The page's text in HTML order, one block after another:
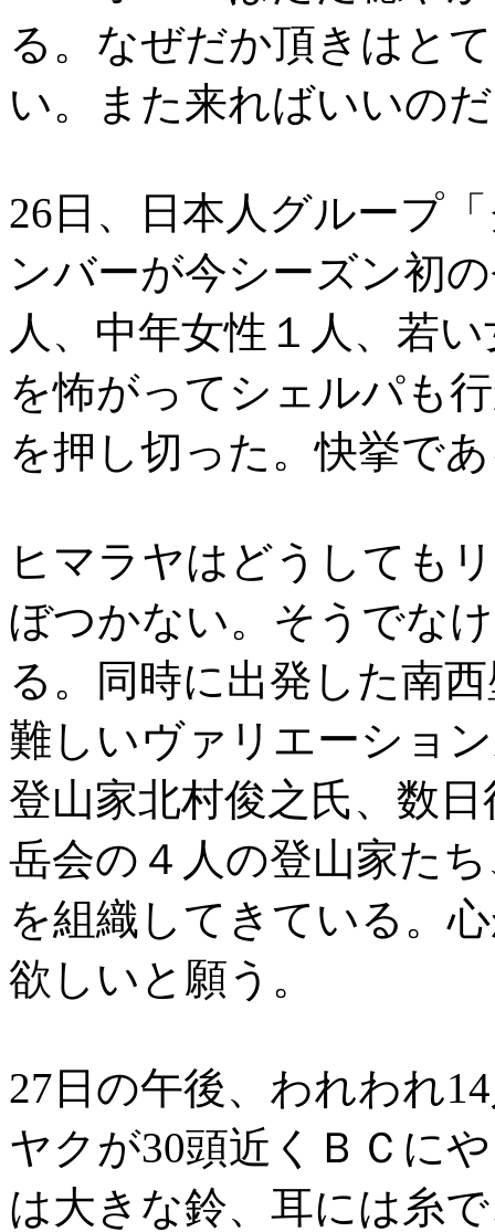
る。なぜだか頂きはと
い。また来ればいいの
26日、日本人グループ
ンバーが今シーズン初
人、中年女性１人、若
を怖がってシェルパも
を押し切った。快挙で
ヒマラヤはどうしても
ぼつかない。そうでな
る。同時に出発した南
難しいヴァリエーショ
登山家北村俊之氏、数
岳会の４人の登山家た
を組織してきている。
欲しいと願う。
27日の午後、われわれ
ヤクが30頭近くＢＣに
は大きな鈴、耳には糸